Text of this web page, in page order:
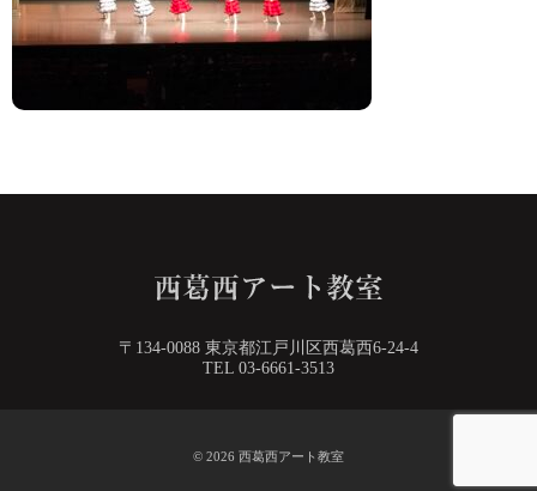
〒134-0088 東京都江戸川区西葛西6-24-4
TEL 03-6661-3513
© 2026 西葛西アート教室